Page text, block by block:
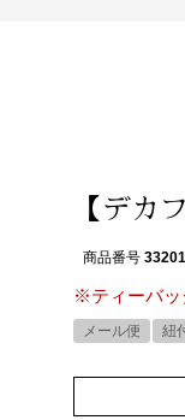
【デカ
商品番号
※ティーバッ
メール便 紐